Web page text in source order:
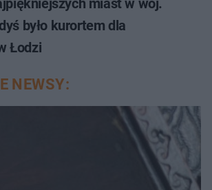
było kurortem dla
Łodzi
NEWSY: